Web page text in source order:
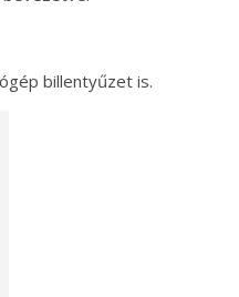
billentyűzet is.